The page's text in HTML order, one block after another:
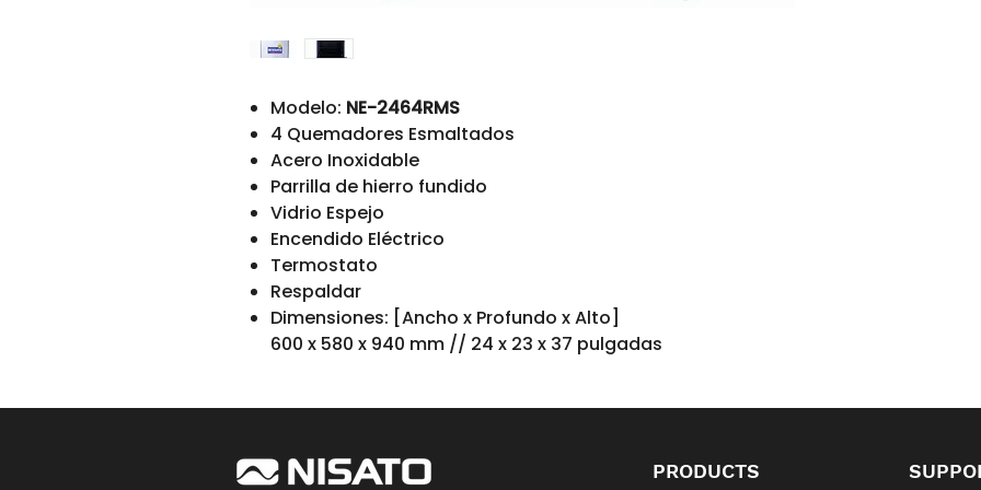
Modelo: NE-2464RMS
4 Quemadores Esmaltados
Acero Inoxidable
Parrilla de hierro fundido
Vidrio Espejo
Encendido Eléctrico
Termostato
Respaldar
Dimensiones: [Ancho x Profundo x Alto]
600 x 580 x 940 mm // 24 x 23 x 37 pulgadas
PRODUCTS